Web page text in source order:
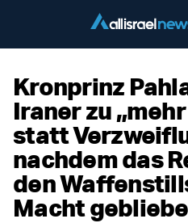
Kronprinz
Iraner zu
statt
nachdem das
den
Macht